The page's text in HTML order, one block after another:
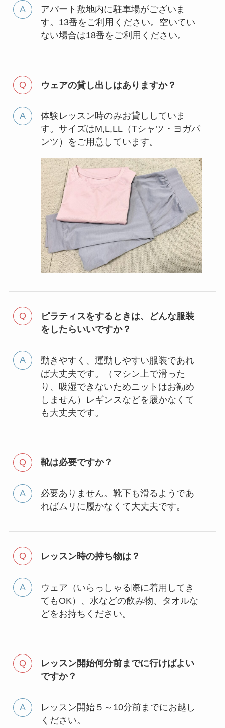
アパート敷地内に駐車場がございま
す。13番をご利用ください。空いてい
ない場合は18番をご利用ください。
ウェアの貸し出しはありますか？
体験レッスン時のみお貸ししていま
す。サイズはM,L,LL（Tシャツ・ヨガパ
ンツ）をご用意しています。
ピラティスをするときは、どんな服装
をしたらいいですか？
動きやすく、運動しやすい服装であれ
ば大丈夫です。（マシン上で滑った
り、吸湿できないためニットはお勧め
しません）レギンスなどを履かなくて
も大丈夫です。
靴は必要ですか？
必要ありません。靴下も滑るようであ
ればムリに履かなくて大丈夫です。
レッスン時の持ち物は？
ウェア（いらっしゃる際に着用してき
てもOK）、水などの飲み物、タオルな
どをお持ちください。
レッスン開始何分前までに行けばよい
ですか？
レッスン開始５～10分前までにお越し
ください。